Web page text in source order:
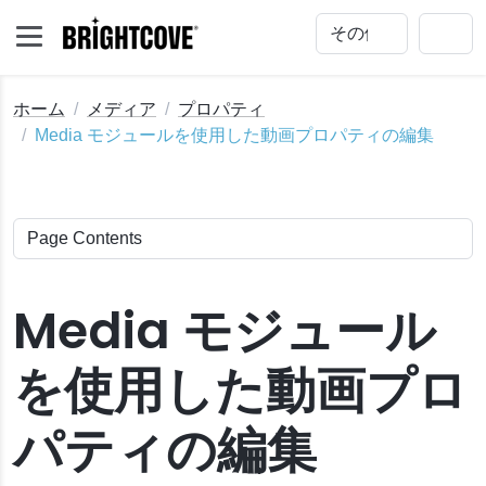
パティの編集
プチャ
ホーム メディア
プロパティ
Media モジュールを使用した動画プロパティの編集
Media モジュール
を使用した動画プロ
パティの編集